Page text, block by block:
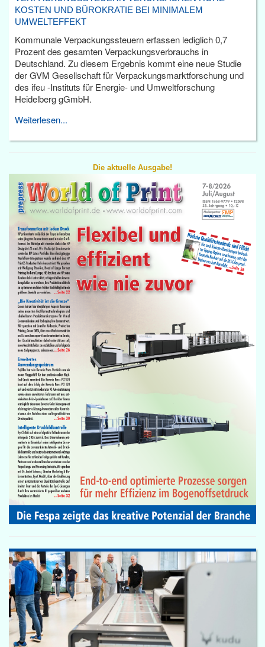
KOSTEN UND BÜROKRATIE BEI MINIMALEM
UMWELTEFFEKT
Kommunale Verpackungssteuern erfassen lediglich 0,7
Prozent des gesamten Verpackungsverbrauchs in
Deutschland. Zu diesem Ergebnis kommt eine neue Studie
der GVM Gesellschaft für Verpackungsmarktforschung und
des ifeu -Instituts für Energie- und Umweltforschung
Heidelberg gGmbH.
Weiterlesen...
Die aktuelle Ausgabe!